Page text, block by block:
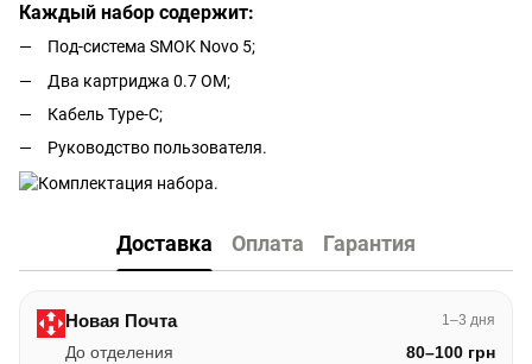
Каждый набор содержит:
Под-система SMOK Novo 5;
Два картриджа 0.7 ОМ;
Кабель Type-C;
Руководство пользователя.
Доставка Оплата Гарантия
Новая Почта 1–3 дня
До отделения
80–100 грн